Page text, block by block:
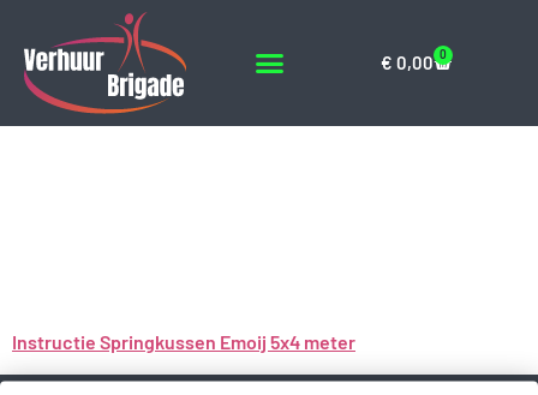
€ 0,00 0
Instructie Springkussen Emoij 5x4 meter